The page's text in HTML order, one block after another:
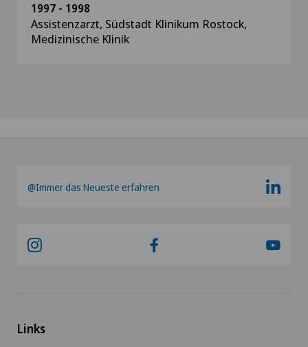
1997 - 1998
Assistenzarzt, Südstadt Klinikum Rostock,
Medizinische Klinik
@Immer das Neueste erfahren
Links